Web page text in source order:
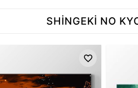
SHINGEKI NO